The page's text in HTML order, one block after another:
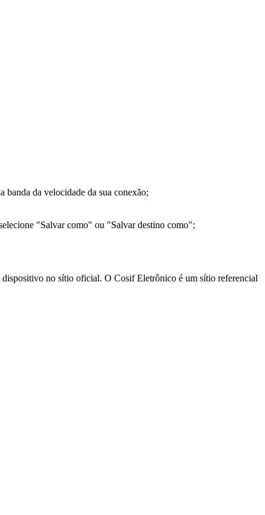
banda da velocidade da sua conexão;
"Salvar como" ou "Salvar destino como";
dispositivo no sítio oficial. O Cosif Eletrônico é um sítio referencial